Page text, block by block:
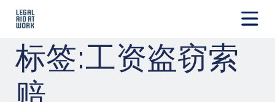
Aid
at
Work
标签:工资盗窃索
赔